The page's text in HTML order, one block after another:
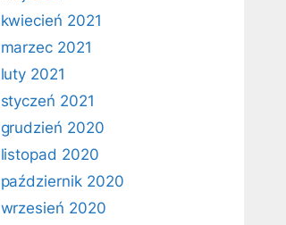
kwiecień 2021
marzec 2021
luty 2021
styczeń 2021
grudzień 2020
listopad 2020
październik 2020
wrzesień 2020